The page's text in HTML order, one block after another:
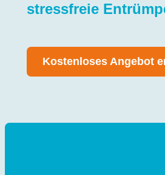
stressfreie
Kostenloses Angebot